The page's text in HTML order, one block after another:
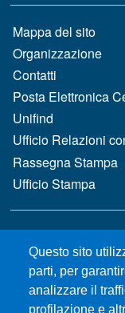
Questo sito
parti, per
analizzare il
profilazione e
MENÙ FOOTER 1
Mappa del sito
Organizzazione
Contatti
Posta Elettronica
Unifind
Ufficio Relazioni
Rassegna Stampa
Ufficio Stampa
MENÙ FOOTER 2
Bandi e concorsi
Gare d'appalto
Albo online
CIAM - Servizi